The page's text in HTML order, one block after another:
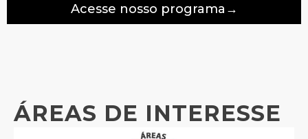
Acesse nosso programa
ÁREAS DE INTERESSE